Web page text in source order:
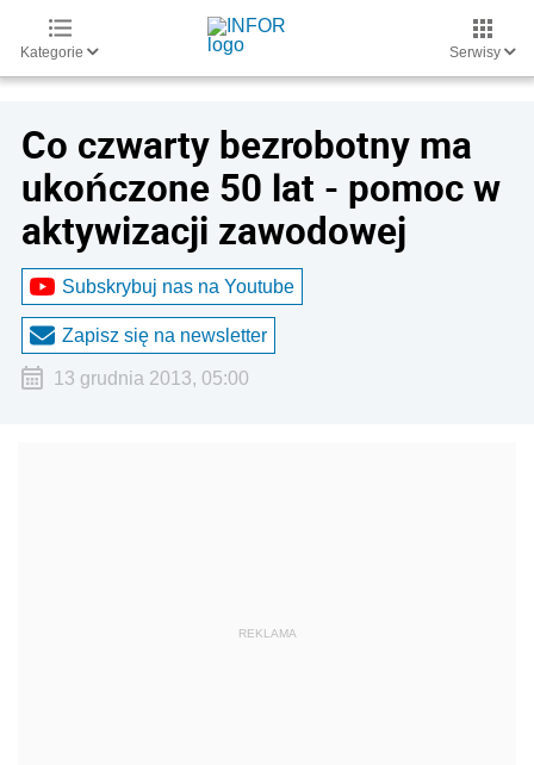
Kategorie Serwisy
Co czwarty bezrobotny ma
ukończone 50 lat - pomoc w
aktywizacji zawodowej
Subskrybuj nas na Youtube
Zapisz się na newsletter
13 grudnia 2013, 05:00